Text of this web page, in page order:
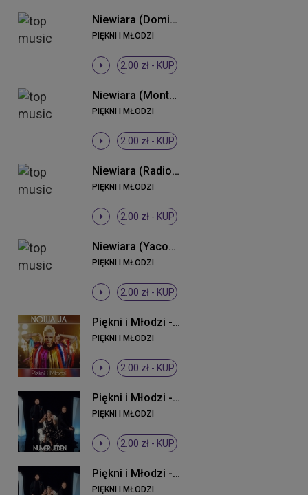
Niewiara (Dominium Remix)
PIĘKNI I MŁODZI
2.00 zł - KUP
Niewiara (Monteiro 2013 Remix)
PIĘKNI I MŁODZI
2.00 zł - KUP
Niewiara (Radio Edit)
PIĘKNI I MŁODZI
2.00 zł - KUP
Niewiara (Yacoop vs. K & N Remix)
PIĘKNI I MŁODZI
2.00 zł - KUP
Piękni i Młodzi - Nowa ja
PIĘKNI I MŁODZI
2.00 zł - KUP
Piękni i Młodzi - Numer jeden (Original Mix)
PIĘKNI I MŁODZI
2.00 zł - KUP
Piękni i Młodzi - Numer jeden (Original Mix)
PIĘKNI I MŁODZI